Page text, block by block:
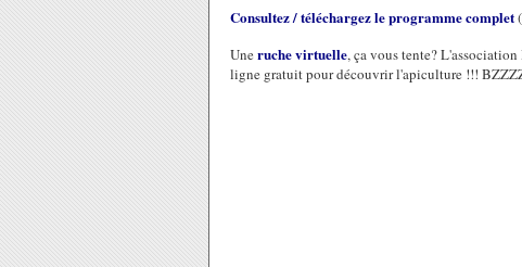
Consultez / téléchargez le programme complet
Uneruche virtuelle, ça vous tente?
ligne gratuit pour découvrir l'apiculture !!!